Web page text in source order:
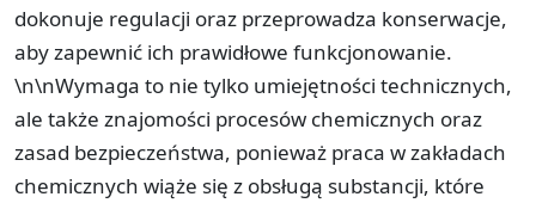
dokonuje regulacji oraz przeprowadza konserwacje,
aby zapewnić ich prawidłowe funkcjonowanie.
\n\nWymaga to nie tylko umiejętności technicznych,
ale także znajomości procesów chemicznych oraz
zasad bezpieczeństwa, ponieważ praca w zakładach
chemicznych wiąże się z obsługą substancji, które